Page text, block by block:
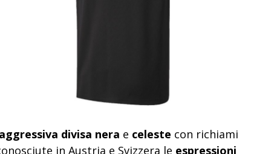
divisa nera e celeste con richiami
in Austria e Svizzera le espressioni